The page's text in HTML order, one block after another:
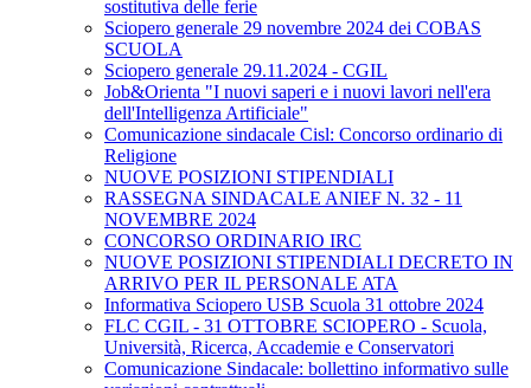
sostitutiva delle ferie
Sciopero generale 29 novembre 2024 dei COBAS
SCUOLA
Sciopero generale 29.11.2024 - CGIL
Job&Orienta "I nuovi saperi e i nuovi lavori nell'era
dell'Intelligenza Artificiale"
Comunicazione sindacale Cisl: Concorso ordinario di
Religione
NUOVE POSIZIONI STIPENDIALI
RASSEGNA SINDACALE ANIEF N. 32 - 11
NOVEMBRE 2024
CONCORSO ORDINARIO IRC
NUOVE POSIZIONI STIPENDIALI DECRETO IN
ARRIVO PER IL PERSONALE ATA
Informativa Sciopero USB Scuola 31 ottobre 2024
FLC CGIL - 31 OTTOBRE SCIOPERO - Scuola,
Università, Ricerca, Accademie e Conservatori
Comunicazione Sindacale: bollettino informativo sulle